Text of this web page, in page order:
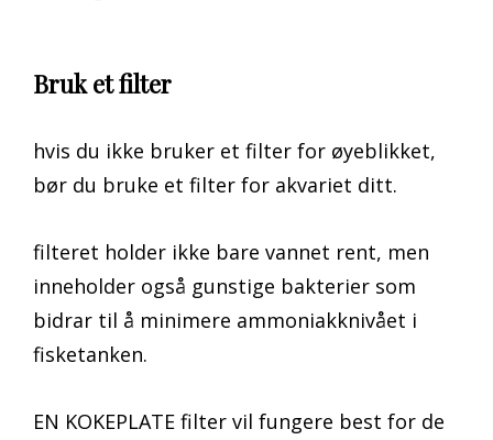
Bruk et filter
hvis du ikke bruker et filter for øyeblikket,
bør du bruke et filter for akvariet ditt.
filteret holder ikke bare vannet rent, men
inneholder også gunstige bakterier som
bidrar til å minimere ammoniakknivået i
fisketanken.
EN KOKEPLATE filter vil fungere best for de